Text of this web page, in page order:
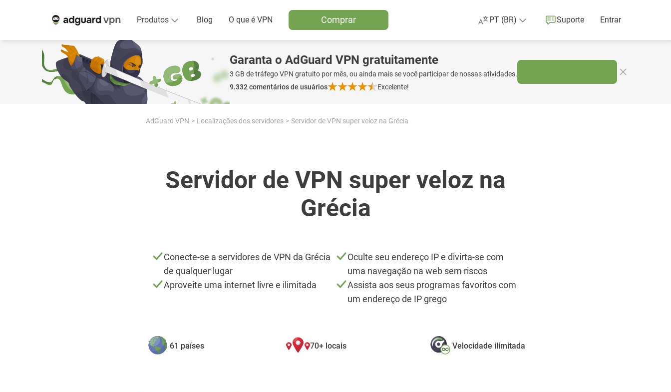
Produtos Blog O que é VPN Comprar PT (BR) Suporte Entrar
Garanta o AdGuard VPN gratuitamente
3 GB de tráfego VPN gratuito por mês, ou ainda mais se você participar de nossas atividades.
9.332comentários de usuários Excelente!
AdGuard VPN Localizações dos servidores Servidor de VPN super veloz na Grécia
Servidor de VPN super veloz na
Grécia
Conecte-se a servidores de VPN da Grécia
de qualquer lugar
Oculte seu endereço IP e divirta-se com
uma navegação na web sem riscos
Aproveite uma internet livre e ilimitada
Assista aos seus programas favoritos com
um endereço de IP grego
61 países 70+ locais Velocidade ilimitada